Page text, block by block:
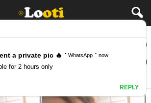
دختره با ناز و عشوه با کیر پسره
براش خودارضایی میکنه